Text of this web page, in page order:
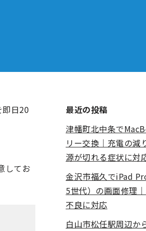
日20
してお
最近の投稿
津幡町北中条で
リー交換｜充電の減
源が切れる症状に対
金沢市福久でiPad
5世代）の画面修理
不良に対応
白山市松任駅周辺か